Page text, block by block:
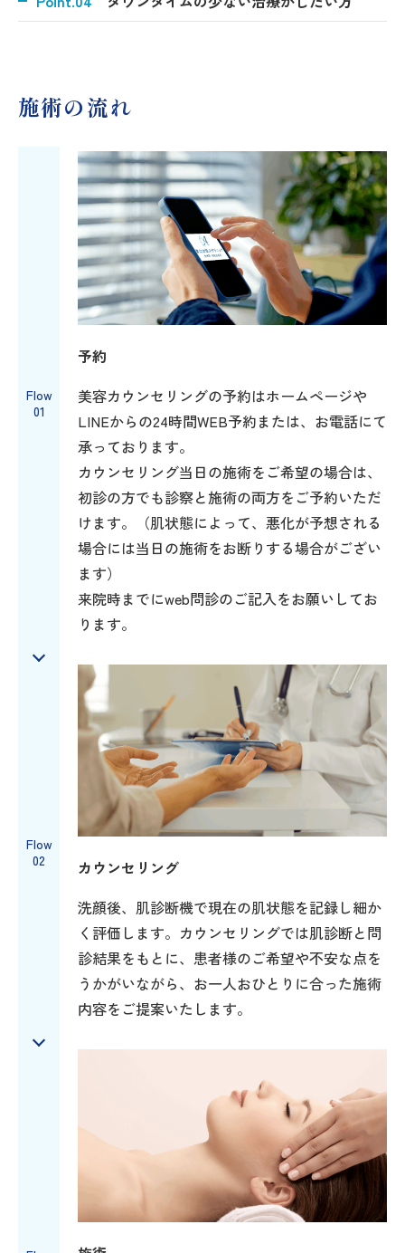
施術の流れ
Flow
01
予約
美容カウンセリングの予約はホームページや
LINEからの24時間WEB予約または、お電話にて
承っております。
カウンセリング当日の施術をご希望の場合は、
初診の方でも診察と施術の両方をご予約いただ
けます。（肌状態によって、悪化が予想される
場合には当日の施術をお断りする場合がござい
ます）
来院時までにweb問診のご記入をお願いしてお
ります。
Flow
02
カウンセリング
洗顔後、肌診断機で現在の肌状態を記録し細か
く評価します。カウンセリングでは肌診断と問
診結果をもとに、患者様のご希望や不安な点を
うかがいながら、お一人おひとりに合った施術
内容をご提案いたします。